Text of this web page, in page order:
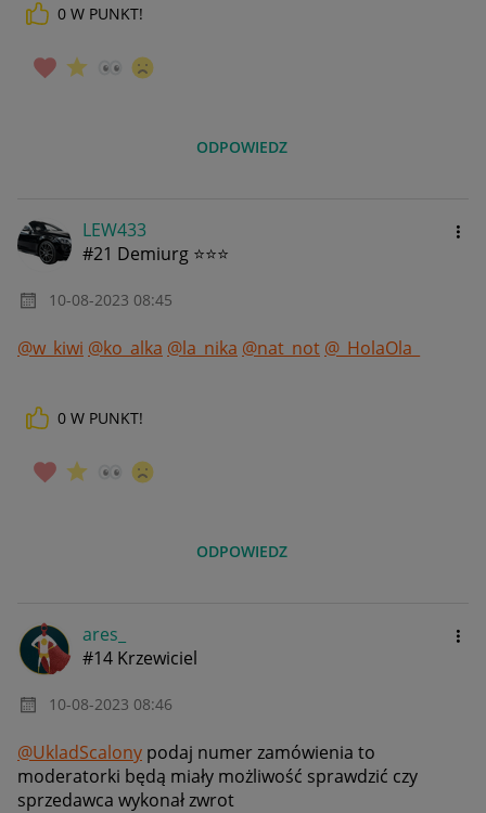
0 W PUNKT!
ODPOWIEDZ
LEW433
#21 Demiurg ⭐⭐⭐
‎10-08-2023 08:45
@w_kiwi @ko_alka @la_nika @nat_not @_HolaOla_
0 W PUNKT!
ODPOWIEDZ
ares_
#14 Krzewiciel
‎10-08-2023 08:46
@UkladScalony podaj numer zamówienia to
moderatorki będą miały możliwość sprawdzić czy
sprzedawca wykonał zwrot